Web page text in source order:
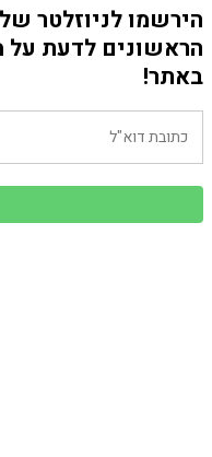
הירשמו לניוזלטר
הראשונים לדעת על
באתר!